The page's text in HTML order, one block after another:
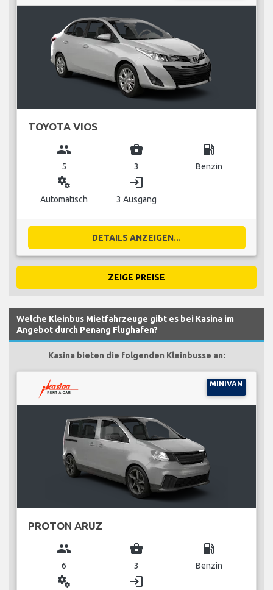
TOYOTA VIOS
group
5
business_center
3
local_gas_station
Benzin
miscellaneous_services
Automatisch
login
3 Ausgang
DETAILS ANZEIGEN...
ZEIGE PREISE
Welche Kleinbus Mietfahrzeuge gibt es bei Kasina im
Angebot durch Penang Flughafen?
Kasina bieten die folgenden Kleinbusse an:
MINIVAN
PROTON ARUZ
group
6
business_center
3
local_gas_station
Benzin
miscellaneous_services login